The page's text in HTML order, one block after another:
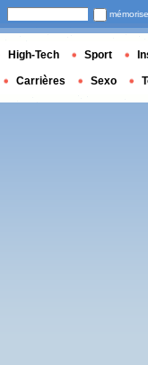
High-Tech Sport
Carrières Sexo